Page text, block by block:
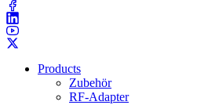
Products
Zubehör
RF-Adapter